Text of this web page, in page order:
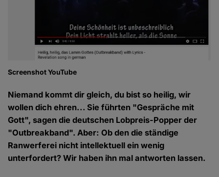
Screenshot YouTube
Niemand kommt dir gleich, du bist so heilig, wir
wollen dich ehren... Sie führten "Gespräche mit
Gott", sagen die deutschen Lobpreis-Popper der
"Outbreakband". Aber: Ob den die ständige
Ranwerferei nicht intellektuell ein wenig
unterfordert? Wir haben ihn mal antworten lassen.